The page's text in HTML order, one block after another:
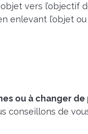
vers l’objectif
enlevant l’objet
ou à changer de
conseillons de